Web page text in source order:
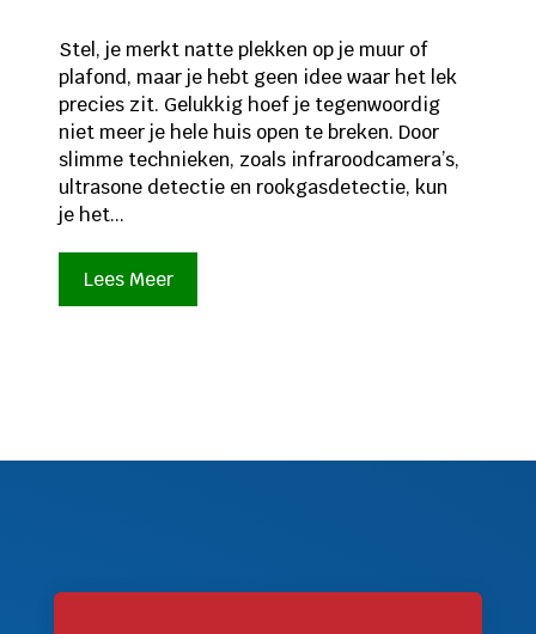
Stel, je merkt natte plekken op je muur of
plafond, maar je hebt geen idee waar het lek
precies zit. Gelukkig hoef je tegenwoordig
niet meer je hele huis open te breken. Door
slimme technieken, zoals infraroodcamera’s,
ultrasone detectie en rookgasdetectie, kun
je het...
Lees Meer